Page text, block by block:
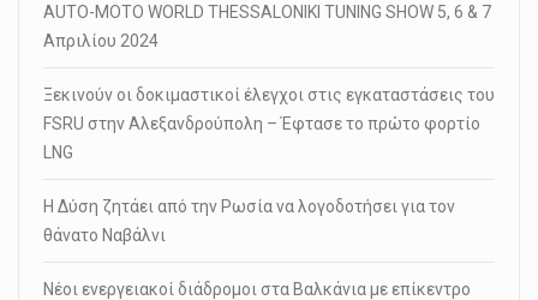
AUTO-MOTO WORLD THESSALONIKI TUNING SHOW 5, 6 & 7
Απριλίου 2024
Ξεκινούν οι δοκιμαστικοί έλεγχοι στις εγκαταστάσεις του
FSRU στην Αλεξανδρούπολη – Έφτασε το πρώτο φορτίο
LNG
Η Δύση ζητάει από την Ρωσία να λογοδοτήσει για τον
θάνατο Ναβάλνι
Νέοι ενεργειακοί διάδρομοι στα Βαλκάνια με επίκεντρο